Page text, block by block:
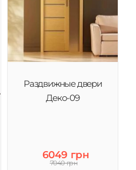
Раздвижные двери
Деко-09
6049 грн
7040 грн